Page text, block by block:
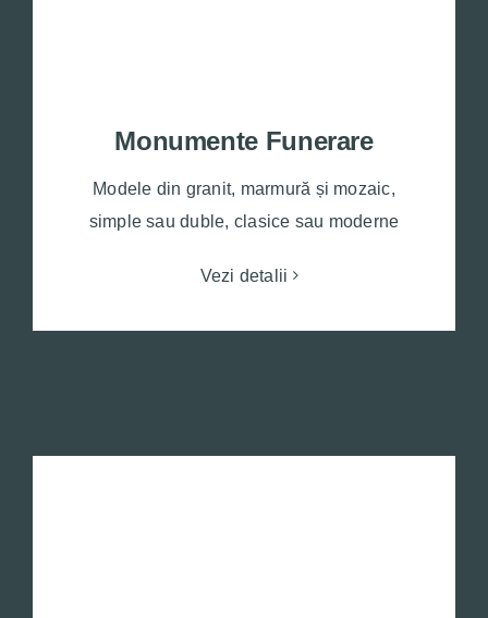
Monumente Funerare
Modele din granit, marmură și mozaic,
simple sau duble, clasice sau moderne
Vezi detalii